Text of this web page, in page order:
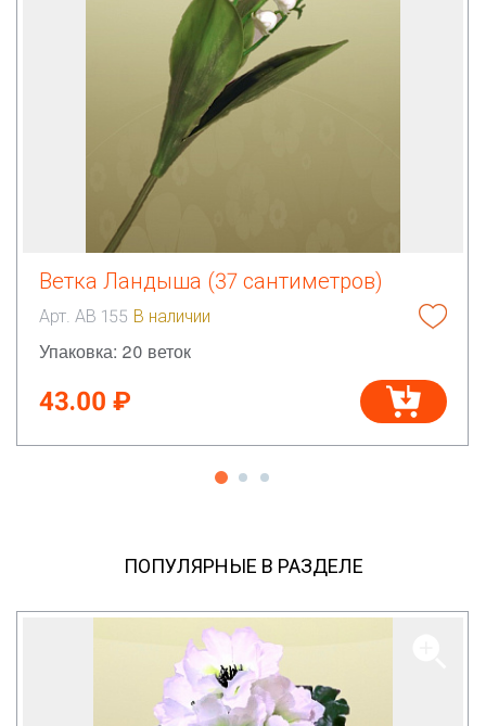
Ветка Ландыша (37 сантиметров)
Арт. АВ 155 В наличии
Упаковка: 20 веток
43.00 ₽
ПОПУЛЯРНЫЕ В РАЗДЕЛЕ